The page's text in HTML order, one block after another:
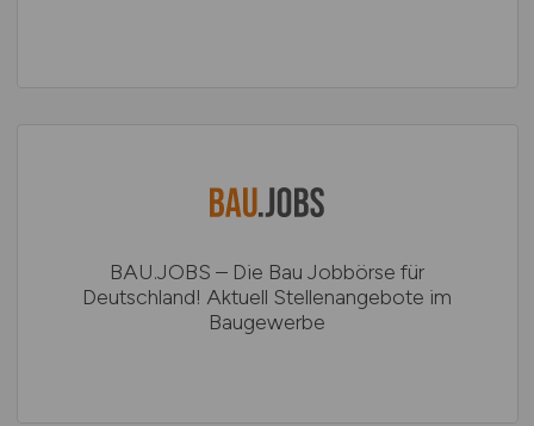
BAU.JOBS – Die Bau Jobbörse für
Deutschland! Aktuell Stellenangebote im
Baugewerbe